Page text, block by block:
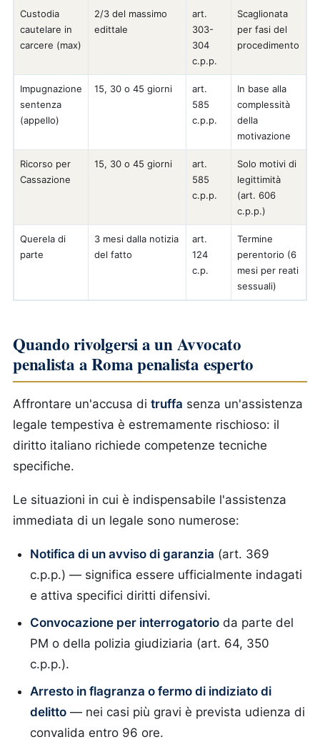
Custodia
cautelare in
carcere (max)
2/3 del massimo
edittale
art.
303-
304
c.p.p.
Scaglionata
per fasi del
procedimento
Impugnazione
sentenza
(appello)
15, 30 o 45 giorni
art.
585
c.p.p.
In base alla
complessità
della
motivazione
Ricorso per
Cassazione
15, 30 o 45 giorni
art.
585
c.p.p.
Solo motivi di
legittimità
(art. 606
c.p.p.)
Querela di
parte
3 mesi dalla notizia
del fatto
art.
124
c.p.
Termine
perentorio (6
mesi per reati
sessuali)
Quando rivolgersi a un Avvocato
penalista a Roma penalista esperto
Affrontare un'accusa di truffa senza un'assistenza
legale tempestiva è estremamente rischioso: il
diritto italiano richiede competenze tecniche
specifiche.
Le situazioni in cui è indispensabile l'assistenza
immediata di un legale sono numerose:
Notifica di un avviso di garanzia (art. 369
c.p.p.) — significa essere ufficialmente indagati
e attiva specifici diritti difensivi.
Convocazione per interrogatorio da parte del
PM o della polizia giudiziaria (art. 64, 350
c.p.p.).
Arresto in flagranza o fermo di indiziato di
delitto — nei casi più gravi è prevista udienza di
convalida entro 96 ore.